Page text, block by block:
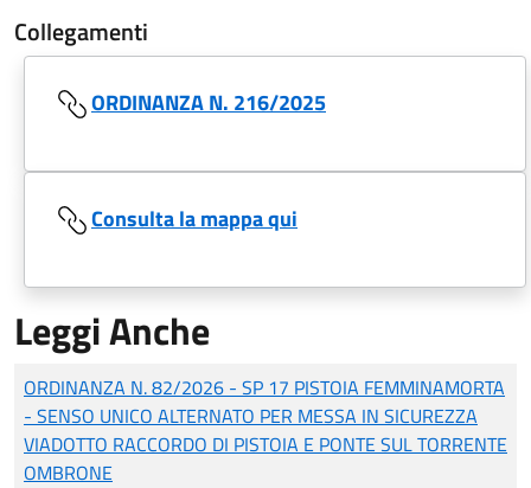
Collegamenti
ORDINANZA N. 216/2025
Consulta la mappa qui
Leggi Anche
ORDINANZA N. 82/2026 - SP 17 PISTOIA FEMMINAMORTA
- SENSO UNICO ALTERNATO PER MESSA IN SICUREZZA
VIADOTTO RACCORDO DI PISTOIA E PONTE SUL TORRENTE
OMBRONE